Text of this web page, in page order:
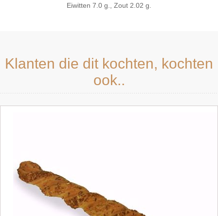
Eiwitten 7.0 g., Zout 2.02 g.
Klanten die dit kochten, kochten
ook..